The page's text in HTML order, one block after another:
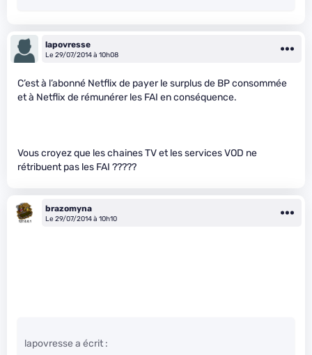
lapovresse
Le 29/07/2014 à 10h08
C’est à l’abonné Netflix de payer le surplus de BP consommée
et à Netflix de rémunérer les FAI en conséquence.
Vous croyez que les chaines TV et les services VOD ne
rétribuent pas les FAI ?????
brazomyna
Le 29/07/2014 à 10h10
lapovresse a écrit :